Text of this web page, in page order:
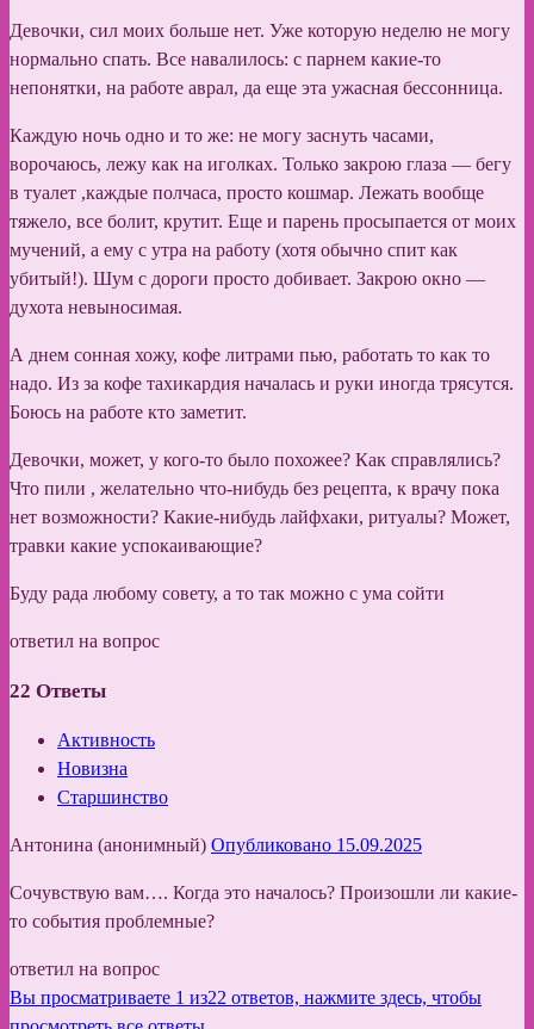
Девочки, сил моих больше нет. Уже которую неделю не могу
нормально спать. Все навалилось: с парнем какие-то
непонятки, на работе аврал, да еще эта ужасная бессонница.
Каждую ночь одно и то же: не могу заснуть часами,
ворочаюсь, лежу как на иголках. Только закрою глаза — бегу
в туалет ,каждые полчаса, просто кошмар. Лежать вообще
тяжело, все болит, крутит. Еще и парень просыпается от моих
мучений, а ему с утра на работу (хотя обычно спит как
убитый!). Шум с дороги просто добивает. Закрою окно —
духота невыносимая.
А днем сонная хожу, кофе литрами пью, работать то как то
надо. Из за кофе тахикардия началась и руки иногда трясутся.
Боюсь на работе кто заметит.
Девочки, может, у кого-то было похожее? Как справлялись?
Что пили , желательно что-нибудь без рецепта, к врачу пока
нет возможности? Какие-нибудь лайфхаки, ритуалы? Может,
травки какие успокаивающие?
Буду рада любому совету, а то так можно с ума сойти
ответил на вопрос
22 Ответы
Активность
Новизна
Старшинство
Антонина (анонимный) Опубликовано 15.09.2025
Сочувствую вам…. Когда это началось? Произошли ли какие-
то события проблемные?
ответил на вопрос
Вы просматриваете 1 из22 ответов, нажмите здесь, чтобы